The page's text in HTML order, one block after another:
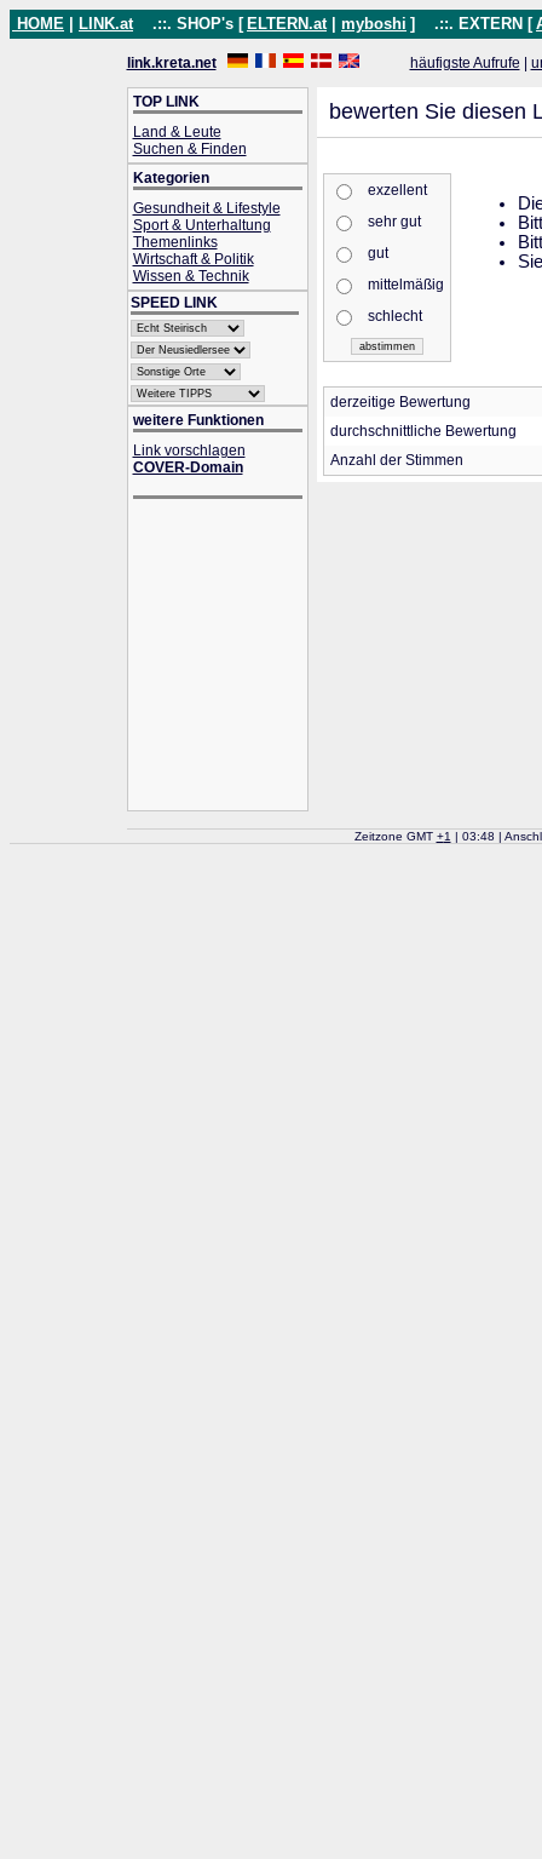
HOME LINK.at .::. SHOP's [ ELTERN.at myboshi ] .::. EXTERN [
link.kreta.net häufigste Aufrufe
TOP LINK
Land & Leute
Suchen & Finden
Kategorien
Gesundheit & Lifestyle
Sport & Unterhaltung
Themenlinks
Wirtschaft & Politik
Wissen & Technik
SPEED LINK
weitere Funktionen
Link vorschlagen
COVER-Domain
bewerten Sie diesen
exzellent
sehr gut
gut
mittelmäßig
schlecht
derzeitige Bewertung
durchschnittliche Bewertung
Anzahl der Stimmen
Zeitzone GMT +1 | 03:48 |